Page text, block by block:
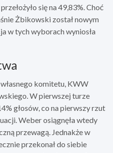
się na 49,83%. Choć
Żbikowski został nowym
w tych wyborach wyniosła
komitetu, KWW
W pierwszej turze
głosów, co na pierwszy rzut
Weber osiągnęła wtedy
przewagą. Jednakże w
przekonał do siebie